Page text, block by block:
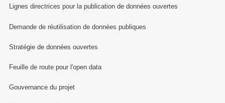
Lignes directrices pour la publication de données ouvertes
Demande de réutilisation de données publiques
Stratégie de données ouvertes
Feuille de route pour l'open data
Gouvernance du projet